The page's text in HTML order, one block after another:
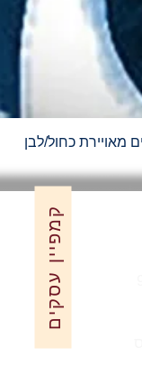
מהירה
מאויירת כחול/לבן
קמפיין עסקים